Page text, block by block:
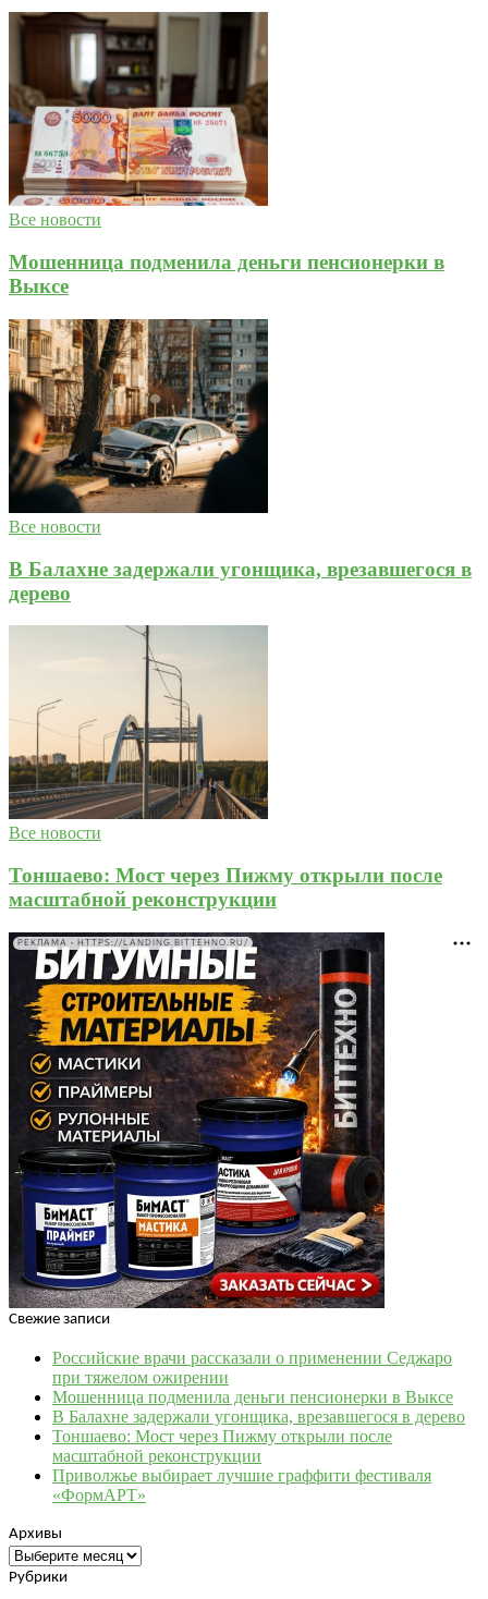
Все новости
Мошенница подменила деньги пенсионерки в
Выксе
Все новости
В Балахне задержали угонщика, врезавшегося в
дерево
Все новости
Тоншаево: Мост через Пижму открыли после
масштабной реконструкции
РЕКЛАМА • HTTPS://LANDING.BITTEHNO.RU/
Свежие записи
Российские врачи рассказали о применении Седжаро
при тяжелом ожирении
Мошенница подменила деньги пенсионерки в Выксе
В Балахне задержали угонщика, врезавшегося в дерево
Тоншаево: Мост через Пижму открыли после
масштабной реконструкции
Приволжье выбирает лучшие граффити фестиваля
«ФормАРТ»
Архивы
Архивы
Рубрики